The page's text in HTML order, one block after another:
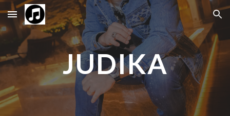
Skip to main content Skip to navigation
JUDIKA